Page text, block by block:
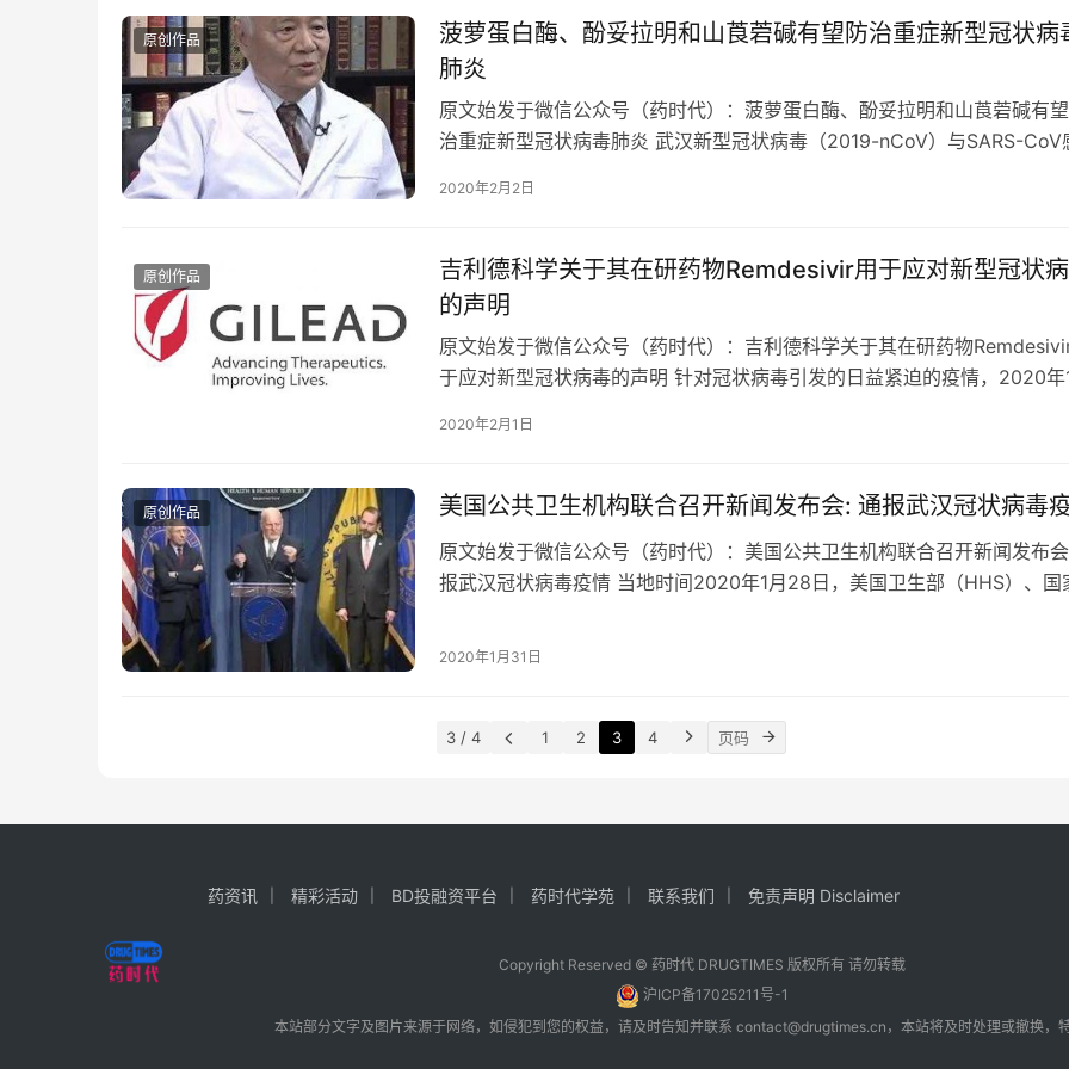
原创作品
菠萝蛋白酶、酚妥拉明和山莨菪碱有望防治重症新型冠状病
肺炎
原文始发于微信公众号（药时代）：菠萝蛋白酶、酚妥拉明和山莨菪碱有
治重症新型冠状病毒肺炎 武汉新型冠状病毒（2019-nCoV）与SARS-CoV
2020年2月2日
原创作品
吉利德科学关于其在研药物Remdesivir用于应对新型冠状
的声明
原文始发于微信公众号（药时代）：吉利德科学关于其在研药物
于应对新型冠状病毒的声明 针对冠状病毒引发的日益紧迫的疫情，2020年
2020年2月1日
原创作品 美国公共卫生机构联合召开新闻发布会: 通报武汉冠状病毒
原文始发于微信公众号（药时代）：美国公共卫生机构联合召开新闻发布
报武汉冠状病毒疫情 当地时间2020年1月28日，美国卫生部（HHS）、国
2020年1月31日
3 / 4 1 2 3 4
药资讯 精彩活动 BD投融资平台 药时代学苑 联系我们 免责声明 Disclaimer
Copyright Reserved © 药时代 DRUGTIMES 版权所有 请勿转载
沪ICP备17025211号-1
本站部分文字及图片来源于网络，如侵犯到您的权益，请及时告知并联系 contact@drugtimes.cn ，本站将及时处理或撤换，